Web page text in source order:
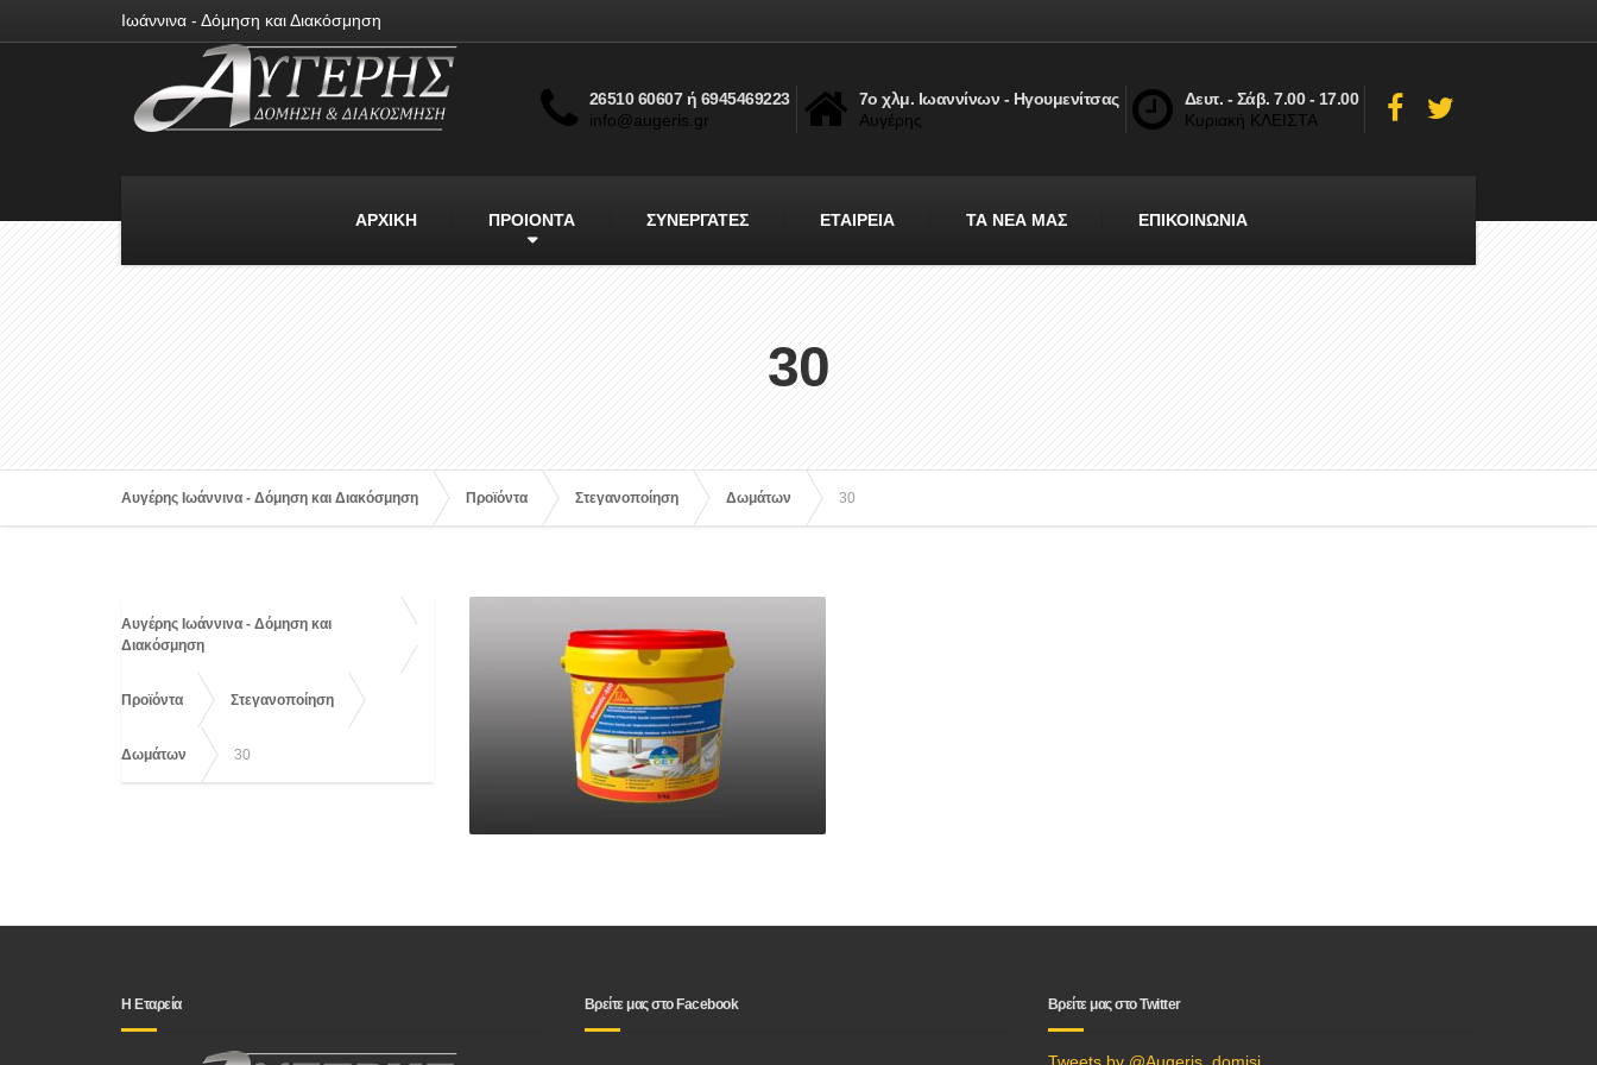
Ιωάννινα - Δόμηση και Διακόσμηση
26510 60607 ή 6945469223
info@augeris.gr
7ο χλμ. Ιωαννίνων - Ηγουμενίτσας
Αυγέρης
Δευτ. - Σάβ. 7.00 - 17.00
Κυριακή ΚΛΕΙΣΤΑ
ΑΡΧΙΚΗ ΠΡΟΙΟΝΤΑ ΣΥΝΕΡΓΑΤΕΣ ΕΤΑΙΡΕΙΑ ΤΑ ΝΕΑ ΜΑΣ ΕΠΙΚΟΙΝΩΝΙΑ
30
Αυγέρης Ιωάννινα - Δόμηση και Διακόσμηση Προϊόντα Στεγανοποίηση Δωμάτων 30
Αυγέρης Ιωάννινα - Δόμηση και
Διακόσμηση
Προϊόντα Στεγανοποίηση
Δωμάτων 30
Η Εταρεία Βρείτε μας στο Facebook Βρείτε μας στο Twitter